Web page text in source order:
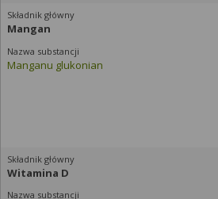
Mangan
Manganu glukonian
Witamina D